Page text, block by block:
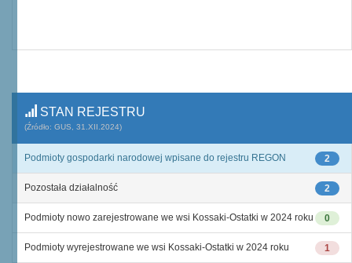
STAN REJESTRU
(Źródło: GUS, 31.XII.2024)
2
Podmioty gospodarki narodowej wpisane do rejestru REGON
2
Pozostała działalność
0
Podmioty nowo zarejestrowane we wsi Kossaki-Ostatki w 2024 roku
1
Podmioty wyrejestrowane we wsi Kossaki-Ostatki w 2024 roku